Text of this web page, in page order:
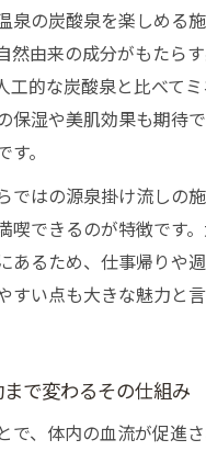
目の炭酸泉ランキング
他温泉の特徴の違いを
流し炭酸泉の安全性と清
る炭酸泉の利用法とは
酸泉の上手な活用タイ
炭酸泉で習慣が変わる理
用で仕事帰りの疲れを
びが大阪府での生活を豊
酸泉で日常の気分転換
泉の炭酸泉を楽しめる
然由来の成分がもたら
工的な炭酸泉と比べて
保湿や美肌効果も期待で
。
ではの源泉掛け流しの施
喫できるのが特徴です
あるため、仕事帰りや
すい点も大きな魅力と
で変わるその仕組み
で、体内の血流が促進